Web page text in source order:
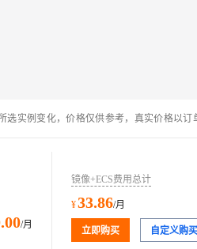
选实例变化，价格仅供参考，真实价格以订
/月
镜像+ECS费用总计
¥33.86/月
立即购买 自定义购买